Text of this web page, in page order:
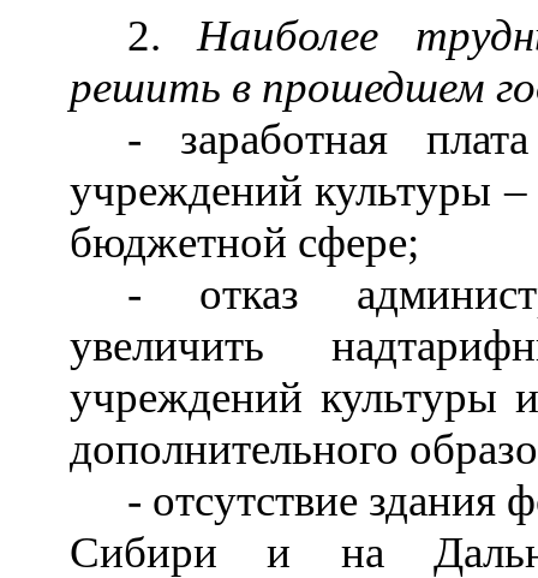
2. Наиболее
решить в прошедшем
- заработная
учреждений культуры–
бюджетной сфере;
- отказ
увеличить
учреждений культуры
дополнительного
- отсутствие
Сибири и на